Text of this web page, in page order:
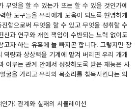
무엇을 할 수 있는가 또는 할 수 있을 것인가에
한 도구들을 우리에게 도움이 되도록 현명하게
함으로써 무엇을 할 수 있고 무엇을 성취할 수
신과 연구와 개인 책임이 수반되는 노력 없이도
고자 하는 유혹에 늘 빠지곤 합니다. 그렇지만 창
역량과 상상력을 기계에 맡겨 버리면 우리 개개
이루는 관계 안에서 성장하도록 받은 재능은 사
굴을 가리고 우리의 목소리를 침묵시킨다는 의
가: 관계와 실재의 시뮬레이션